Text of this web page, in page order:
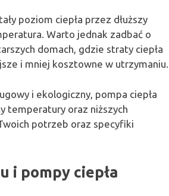
poziom ciepła przez dłuższy
Warto jednak zadbać o
domach, gdzie straty ciepła
i mniej kosztowne w utrzymaniu.
i ekologiczny, pompa ciepła
temperatury oraz niższych
potrzeb oraz specyfiki
i pompy ciepła